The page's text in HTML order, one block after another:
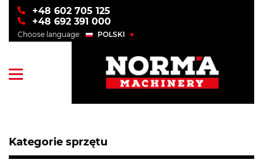
+48 602 705 125
+48 692 391 000
Choose language:
POLSKI
Kategorie sprzętu